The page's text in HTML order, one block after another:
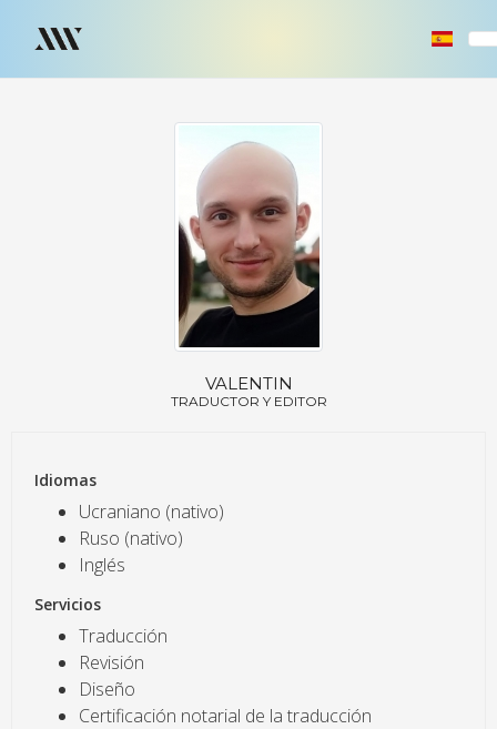
VALENTIN
TRADUCTOR Y EDITOR
Idiomas
Ucraniano (nativo)
Ruso (nativo)
Inglés
Servicios
Traducción
Revisión
Diseño
Certificación notarial de la traducción